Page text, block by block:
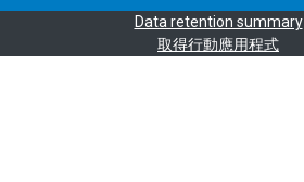
Data retention summary
取得行動應用程式